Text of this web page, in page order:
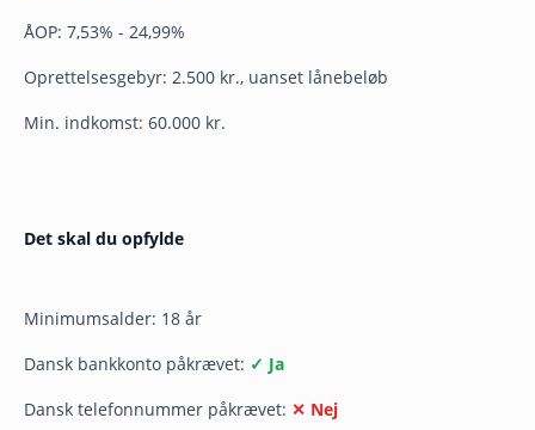
ÅOP: 7,53% - 24,99%
Oprettelsesgebyr: 2.500 kr., uanset lånebeløb
Min. indkomst: 60.000 kr.
Det skal du opfylde
Minimumsalder: 18 år
Dansk bankkonto påkrævet: ✓ Ja
Dansk telefonnummer påkrævet: ✕ Nej